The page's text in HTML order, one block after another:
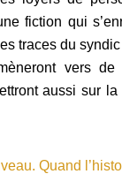
fiction qui
traces du
vers
aussi sur